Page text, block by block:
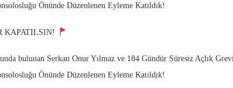
Önünde Düzenlenen Eyleme Katıldık!
KAPATILSIN!
bulunan Serkan Onur Yılmaz ve 184 Gündür Süresiz Açlık
Önünde Düzenlenen Eyleme Katıldık!